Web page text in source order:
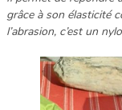
grâce à son élasticité
l’abrasion, c’est un